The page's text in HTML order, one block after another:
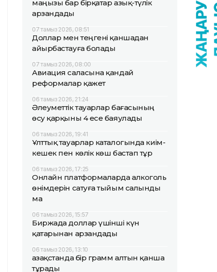
маңызы бар бірқатар азық-түлік
арзандады
07 тамыз 2026, 08:51
Доллар мен теңгені қаншадан
айырбастауға болады
07 тамыз 2026, 08:00
Авиация саласына қандай
реформалар қажет
06 тамыз 2026, 21:24
Әлеуметтік тауарлар бағасының
өсу қарқыны 4 есе баяулады
06 тамыз 2026, 19:41
Ұлттық тауарлар каталогында киім-
кешек пен көлік көш бастап тұр
06 тамыз 2026, 17:25
Онлайн платформаларда алкоголь
өнімдерін сатуға тыйым салынды
ма
06 тамыз 2026, 15:57
Биржада доллар үшінші күн
қатарынан арзандады
06 тамыз 2026, 13:10
Қазақстанда бір грамм алтын қанша
тұрады